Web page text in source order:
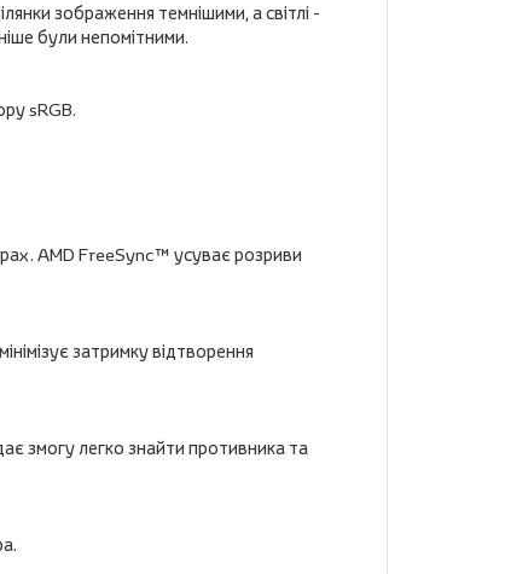
зображення темнішими, а світлі -
були непомітними.
sRGB.
AMD FreeSync™ усуває розриви
затримку відтворення
змогу легко знайти противника та